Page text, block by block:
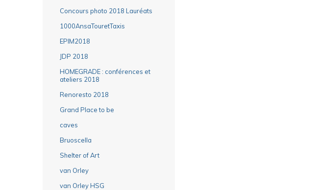
Concours photo 2018 Lauréats
1000AnsaTouretTaxis
EPIM2018
JDP 2018
HOMEGRADE : conférences et
ateliers 2018
Renoresto 2018
Grand Place to be
caves
Bruoscella
Shelter of Art
van Orley
van Orley HSG